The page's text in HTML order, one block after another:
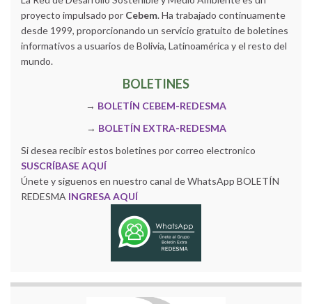
proyecto impulsado por Cebem. Ha trabajado continuamente
desde 1999, proporcionando un servicio gratuito de boletines
informativos a usuarios de Bolivia, Latinoamérica y el resto del
mundo.
BOLETINES
→ BOLETÍN CEBEM-REDESMA
→ BOLETÍN EXTRA-REDESMA
Si desea recibir estos boletines por correo electronico
SUSCRÍBASE AQUÍ
Únete y siguenos en nuestro canal de WhatsApp BOLETÍN
REDESMA INGRESA AQUÍ